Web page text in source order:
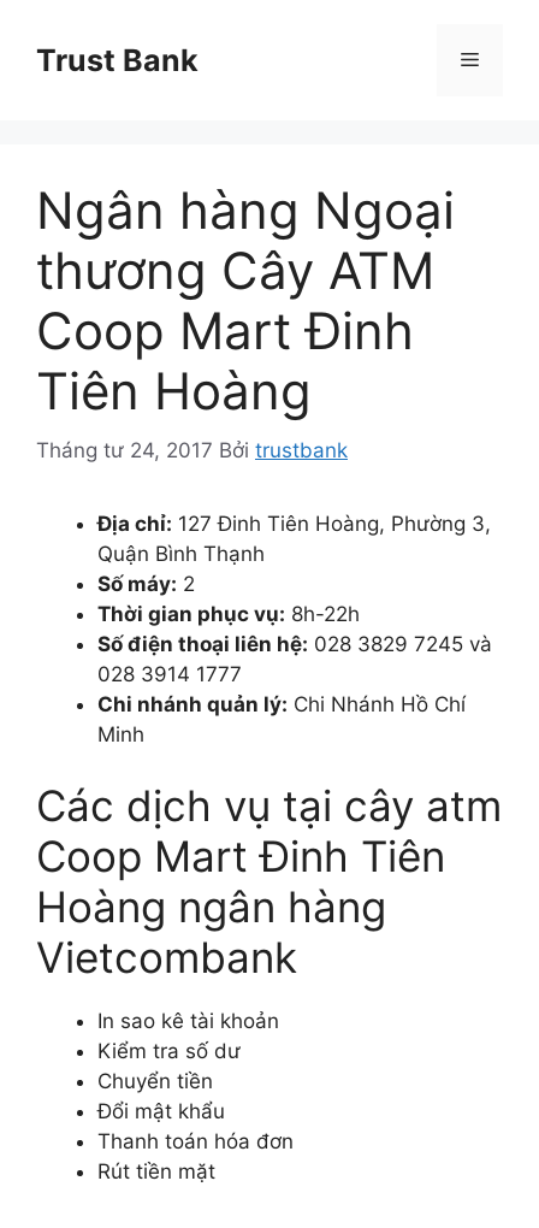
Trust Bank Menu
Ngân hàng Ngoại
thương Cây ATM
Coop Mart Đinh
Tiên Hoàng
Tháng tư 24, 2017 Bởi trustbank
Địa chỉ: 127 Đinh Tiên Hoàng, Phường 3,
Quận Bình Thạnh
Số máy: 2
Thời gian phục vụ: 8h-22h
Số điện thoại liên hệ: 028 3829 7245 và
028 3914 1777
Chi nhánh quản lý: Chi Nhánh Hồ Chí
Minh
Các dịch vụ tại cây atm
Coop Mart Đinh Tiên
Hoàng ngân hàng
Vietcombank
In sao kê tài khoản
Kiểm tra số dư
Chuyển tiền
Đổi mật khẩu
Thanh toán hóa đơn
Rút tiền mặt